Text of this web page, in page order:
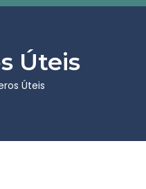
Úteis
Úteis